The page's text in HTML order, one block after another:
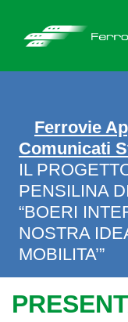
content
Ferrovie
Comunicati
IL
PENSILINA
“BOERI
NOSTRA
MOBILITA’”